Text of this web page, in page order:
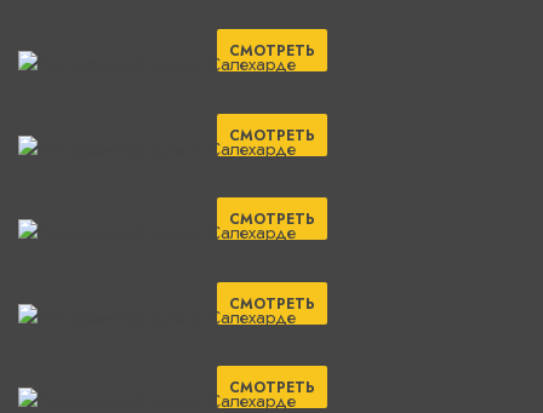
СМОТРЕТЬ
СМОТРЕТЬ
СМОТРЕТЬ
СМОТРЕТЬ
СМОТРЕТЬ